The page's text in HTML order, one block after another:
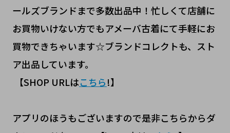
ールズブランドまで多数出品中！忙しくて店舗に
お買物いけない方でもアメーバ古着にて手軽にお
買物できちゃいます☆ブランドコレクトも、スト
ア出品しています。
【SHOP URLはこちら!】
アプリのほうもございますので是非こちらからダ